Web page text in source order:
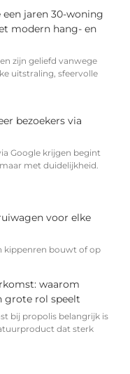
een jaren 30-woning
modern hang- en
zijn geliefd vanwege
uitstraling, sfeervolle
bezoekers via
Google krijgen begint
met duidelijkheid.
voor elke
kippenren bouwt of op
waarom
grote rol speelt
bij propolis belangrijk is
dat sterk